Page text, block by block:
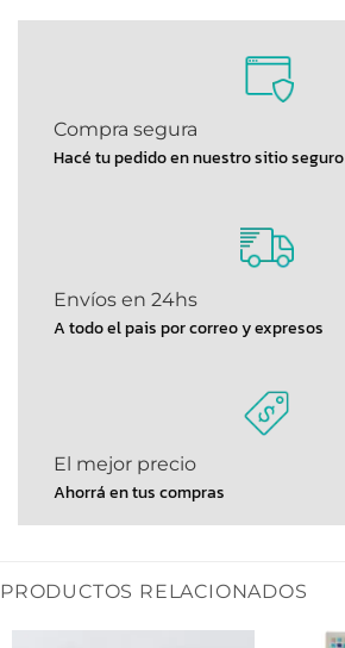
Compra segura
Hacé tu pedido en nuestro sitio seguro
Envíos en 24hs
A todo el pais por correo y expresos
El mejor precio
Ahorrá en tus compras
PRODUCTOS RELACIONADOS